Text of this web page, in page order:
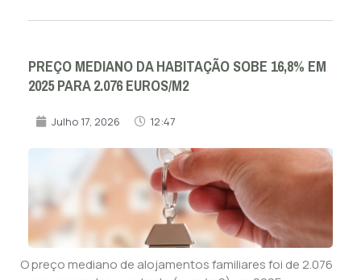
PREÇO MEDIANO DA HABITAÇÃO SOBE 16,8% EM
2025 PARA 2.076 EUROS/M2
Julho 17, 2026 12:47
O preço mediano de alojamentos familiares foi de 2.076